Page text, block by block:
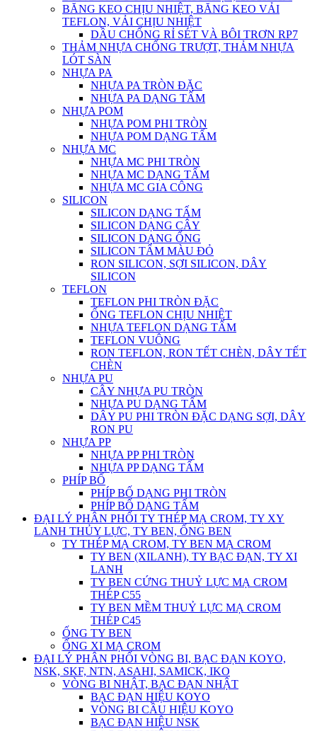
BĂNG KEO CHỊU NHIỆT, BĂNG KEO VẢI
TEFLON, VẢI CHỊU NHIỆT
DẦU CHỐNG RỈ SÉT VÀ BÔI TRƠN RP7
THẢM NHỰA CHỐNG TRƯỢT, THẢM NHỰA
LÓT SÀN
NHỰA PA
NHỰA PA TRÒN ĐẶC
NHỰA PA DẠNG TẤM
NHỰA POM
NHỰA POM PHI TRÒN
NHỰA POM DẠNG TẤM
NHỰA MC
NHỰA MC PHI TRÒN
NHỰA MC DẠNG TẤM
NHỰA MC GIA CÔNG
SILICON
SILICON DẠNG TẤM
SILICON DẠNG CÂY
SILICON DẠNG ỐNG
SILICON TẤM MÀU ĐỎ
RON SILICON, SỢI SILICON, DÂY
SILICON
TEFLON
TEFLON PHI TRÒN ĐẶC
ỐNG TEFLON CHỊU NHIỆT
NHỰA TEFLON DẠNG TẤM
TEFLON VUÔNG
RON TEFLON, RON TẾT CHÈN, DÂY TẾT
CHÈN
NHỰA PU
CÂY NHỰA PU TRÒN
NHỰA PU DẠNG TẤM
DÂY PU PHI TRÒN ĐẶC DẠNG SỢI, DÂY
RON PU
NHỰA PP
NHỰA PP PHI TRÒN
NHỰA PP DẠNG TẤM
PHÍP BỐ
PHÍP BỐ DẠNG PHI TRÒN
PHÍP BỐ DẠNG TẤM
ĐẠI LÝ PHÂN PHỐI TY THÉP MẠ CROM, TY XY
LANH THỦY LỰC, TY BEN, ỐNG BEN
TY THÉP MẠ CROM, TY BEN MẠ CROM
TY BEN (XILANH), TY BẠC ĐẠN, TY XI
LANH
TY BEN CỨNG THUỶ LỰC MẠ CROM
THÉP C55
TY BEN MỀM THUỶ LỰC MẠ CROM
THÉP C45
ỐNG TY BEN
ỐNG XI MẠ CROM
ĐẠI LÝ PHÂN PHỐI VÒNG BI, BẠC ĐẠN KOYO,
NSK, SKF, NTN, ASAHI, SAMICK, IKO
VÒNG BI NHẬT, BẠC ĐẠN NHẬT
BẠC ĐẠN HIỆU KOYO
VÒNG BI CẦU HIỆU KOYO
BẠC ĐẠN HIỆU NSK